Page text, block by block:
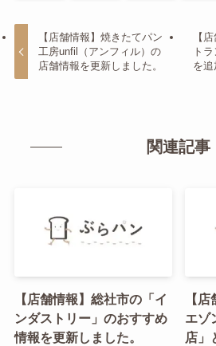
【店舗情報】焼きたてパン
工房unfil（アンフィル）の
店舗情報を更新しました。
【
ト
を追
関連記事
【店舗情報】総社市の「イ
ンダストリー」のおすすめ
情報を更新しました。
【
エゾ
店」